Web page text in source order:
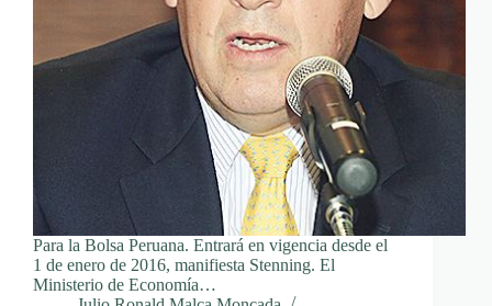
Para la Bolsa Peruana. Entrará en vigencia desde el
1 de enero de 2016, manifiesta Stenning. El
Ministerio de Economía…